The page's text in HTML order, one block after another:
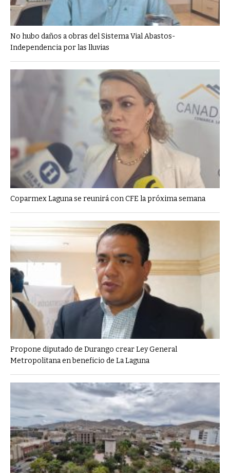
No hubo daños a obras del Sistema Vial Abastos-
Independencia por las lluvias
Coparmex Laguna se reunirá con CFE la próxima semana
Propone diputado de Durango crear Ley General
Metropolitana en beneficio de La Laguna